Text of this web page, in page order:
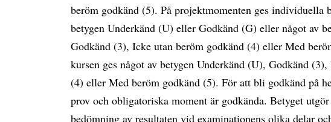
beröm godkänd (5). På projektmomenten ges individuella
betygen Underkänd (U) eller Godkänd (G) eller något av
Godkänd (3), Icke utan beröm godkänd (4) eller Med
kursen ges något av betygen Underkänd (U), Godkänd
(4) eller Med beröm godkänd (5). För att bli godkänd på
prov och obligatoriska moment är godkända. Betyget
bedömning av resultaten vid examinationens olika delar